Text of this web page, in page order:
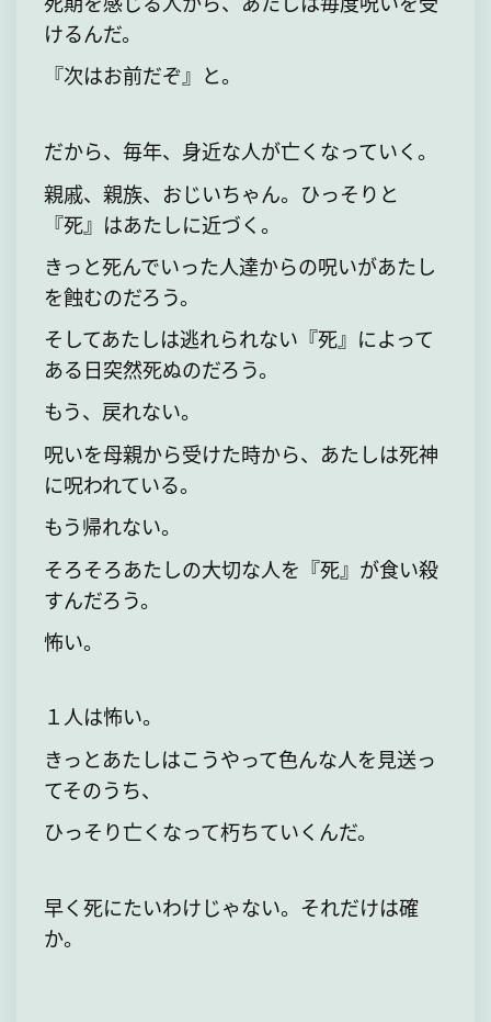
けるんだ。
『次はお前だぞ』と。
だから、毎年、身近な人が亡くなっていく。
親戚、親族、おじいちゃん。ひっそりと
『死』はあたしに近づく。
きっと死んでいった人達からの呪いがあたし
を蝕むのだろう。
そしてあたしは逃れられない『死』によって
ある日突然死ぬのだろう。
もう、戻れない。
呪いを母親から受けた時から、あたしは死神
に呪われている。
もう帰れない。
そろそろあたしの大切な人を『死』が食い殺
すんだろう。
怖い。
１人は怖い。
きっとあたしはこうやって色んな人を見送っ
てそのうち、
ひっそり亡くなって朽ちていくんだ。
早く死にたいわけじゃない。それだけは確
か。